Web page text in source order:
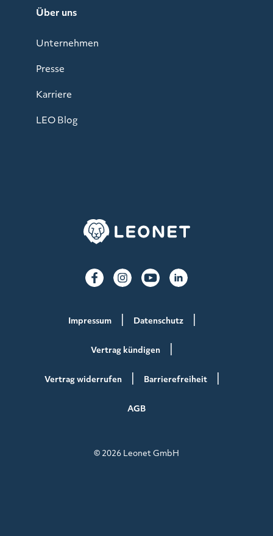
Über uns
Unternehmen
Presse
Karriere
LEO Blog
Impressum Datenschutz
Vertrag kündigen
Vertrag widerrufen Barrierefreiheit
AGB
© 2026 Leonet GmbH